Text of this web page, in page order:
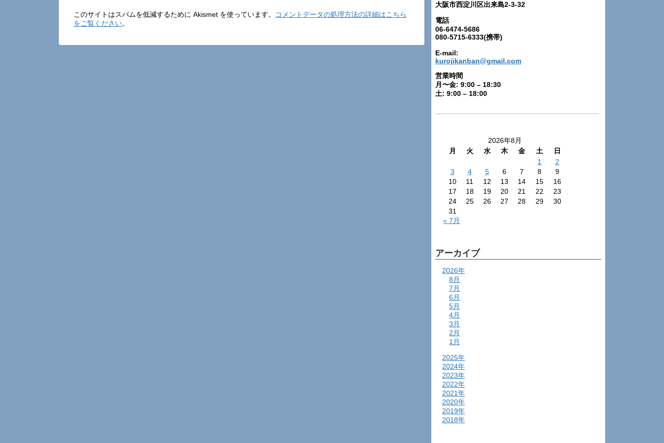
このサイトはスパムを低減するために Akismet を使っています。
コメントデータの処理方法の詳細はこちら
をご覧ください。
大阪市西淀川区出来島2-3-32
電話
06-6474-5686
080-5715-6333(携帯)
E-mail:
kurojikanban@gmail.com
営業時間
月〜金: 9:00 – 18:30
土: 9:00 – 18:00
2026年8月
月
火 水 木 金 土
日
1
2
3
4 5 6 7 8
9
10
11 12 13 14 15
16
17
18 19 20 21 22
23
24
25 26 27 28 29
30
31
« 7月
アーカイブ
2026年
8月
7月
6月
5月
4月
3月
2月
1月
2025年
2024年
2023年
2022年
2021年
2020年
2019年
2018年